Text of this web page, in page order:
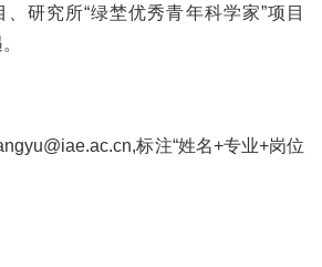
、研究所“绿埜优秀青年科学家”项目
标注“姓名+专业+岗位